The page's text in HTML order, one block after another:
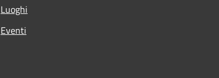
Luoghi
Eventi